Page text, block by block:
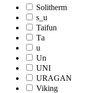
Solitherm
s_u
Taifun
Tа
u
Un
UNI
URAGAN
Viking